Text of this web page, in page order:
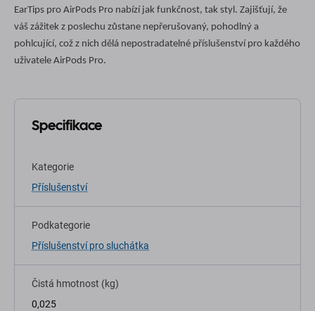
EarTips pro AirPods Pro nabízí jak funkčnost, tak styl. Zajišťují, že
váš zážitek z poslechu zůstane nepřerušovaný, pohodlný a
pohlcující, což z nich dělá nepostradatelné příslušenství pro každého
uživatele AirPods Pro.
Specifikace
Kategorie
Příslušenství
Podkategorie
Příslušenství pro sluchátka
Čistá hmotnost (kg)
0,025